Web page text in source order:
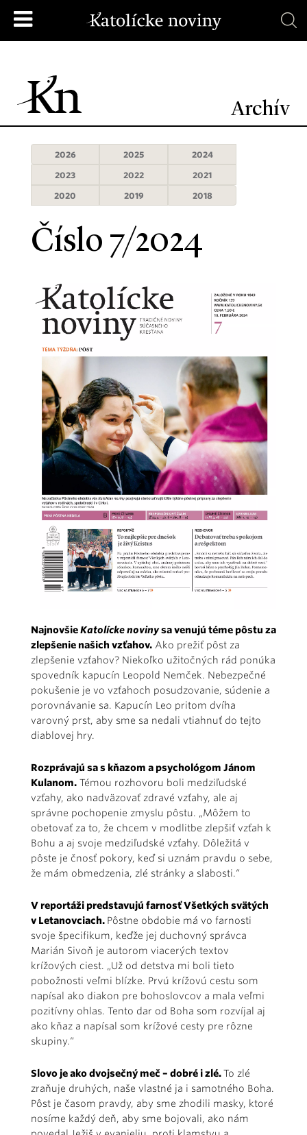
Archív
2026 2025
2024
2023
2022
2021
2020
2019 2018
Číslo 7/2024
NajnovšieKatolícke novinysa venujú téme pôstu za
zlepšenie našich vzťahov. Ako prežiť pôst za
zlepšenie vzťahov? Niekoľko užitočných rád ponúka
spovedník kapucín Leopold Nemček. Nebezpečné
pokušenie je vo vzťahoch posudzovanie, súdenie a
porovnávanie sa. Kapucín Leo pritom dvíha
varovný prst, aby sme sa nedali vtiahnuť do tejto
diablovej hry.
Rozprávajú sa s kňazom a psychológom Jánom
Kulanom. Témou rozhovoru boli medziľudské
vzťahy, ako nadväzovať zdravé vzťahy, ale aj
správne pochopenie zmyslu pôstu. „Môžem to
obetovať za to, že chcem v modlitbe zlepšiť vzťah k
Bohu a aj svoje medziľudské vzťahy. Dôležitá v
pôste je čnosť pokory, keď si uznám pravdu o sebe,
že mám obmedzenia, zlé stránky a slabosti.“
V reportáži predstavujú farnosť Všetkých svätých
v Letanovciach. Pôstne obdobie má vo farnosti
svoje špecifikum, keďže jej duchovný správca
Marián Sivoň je autorom viacerých textov
krížových ciest. „Už od detstva mi boli tieto
pobožnosti veľmi blízke. Prvú krížovú cestu som
napísal ako diakon pre bohoslovcov a mala veľmi
pozitívny ohlas. Tento dar od Boha som rozvíjal aj
ako kňaz a napísal som krížové cesty pre rôzne
skupiny.“
Slovo je ako dvojsečný meč – dobré i zlé.To zlé
zraňuje druhých, naše vlastné ja i samotného Boha.
Pôst je časom pravdy, aby sme zhodili masky, ktoré
nosíme každý deň, aby sme bojovali, ako nám